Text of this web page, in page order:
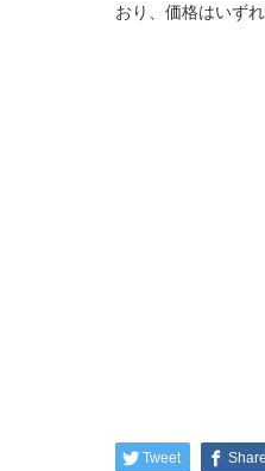
おり、価格はいず
Tweet Share